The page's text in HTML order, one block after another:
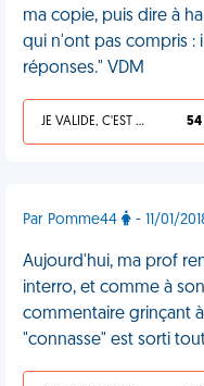
ma copie, puis dire à
qui n'ont pas compris :
réponses." VDM
JE VALIDE, C'EST UNE VDM 54
Par Pomme44 - 11/01/
Aujourd'hui, ma prof
interro, et comme à
commentaire grinçant
"connasse" est sorti